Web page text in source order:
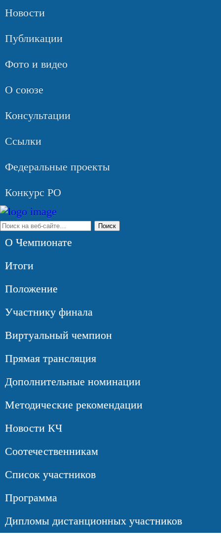
Новости
Публикации
Фото и видео
О союзе
Консультации
Ссылки
Федеральные проекты
Конкурс РО
О Чемпионате
Итоги
Положение
Участнику финала
Виртуальный чемпион
Прямая трансляция
Дополнительные номинации
Методические рекомендации
Новости КЧ
Соотечественникам
Список участников
Программа
Дипломы дистанционных участников